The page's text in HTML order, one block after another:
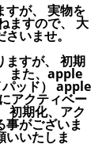
すが、 実物を
ますので、 大
いませ。
ますが、 初期
また、apple
ッド） apple
アクティベー
初期化、アク
事がございま
いいたしま